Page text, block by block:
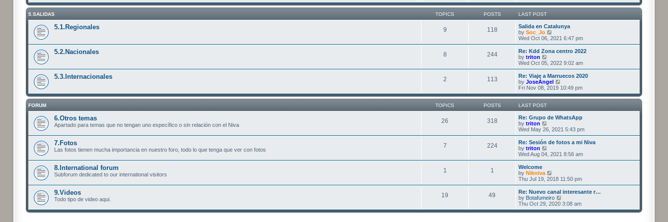
s s
o
s
t
l
t
e
t
s
t
e
w
h
e
a
t
e
t
s
t
5.SALIDAS TOPICS POSTS LAST POST
5.1.Regionales 9 118
Salida en Catalunya
by Soc_Jo
i
e
w
h
a
t
e
s
o
s
t
Wed Oct 06, 2021 6:47 pm
5.2.Nacionales 8 244
Re: Kdd Zona centro 2022
by triton
e
w
t
h
l
t
e
t
p
o
s
Wed Oct 05, 2022 9:02 am
5.3.Internacionales 2 113
Re: Viaje a Marruecos 2020
by JoseÁngel
i
e
w
h
e
a
t
e
t
t
Fri Nov 08, 2019 10:49 pm
FORUM TOPICS POSTS LAST POST
6.Otros temas
Apartado para temas que no tengan uno específico o sin relación con el Niva
26 318
Re: Grupo de WhatsApp
by triton
i
e
w
h
e
a
t
e
t
p
o
s
Wed May 26, 2021 5:43 pm
7.Fotos
Las fotos tienen mucha importancia en nuestro foro, todo lo que tenga que ver con fotos
7 224
Re: Sesión de fotos a mi Niva
by triton
e
t
h
a
t
e
s
Wed Aug 04, 2021 8:56 am
8.International forum
Subforum dedicated to our international visitors
1 1
Welcome
by Nikniva
i
e
w
t
h
l
Thu Jul 19, 2018 11:50 pm
9.Videos
Todo tipo de video aqui.
19 49
Re: Nuevo canal interesante r…
by Botafumeiro
i
e
Thu Oct 29, 2020 3:08 am